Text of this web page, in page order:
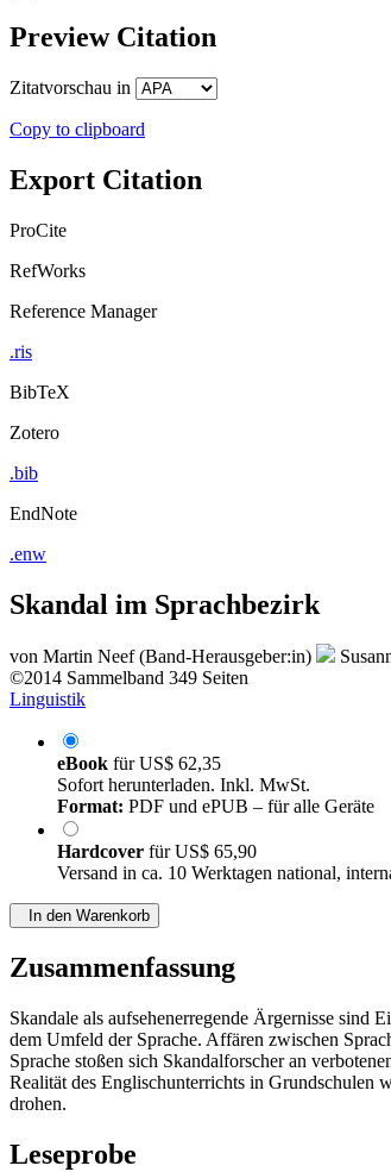
Preview Citation
Zitatvorschau in
Copy to clipboard
Export Citation
ProCite
RefWorks
Reference Manager
.ris
BibTeX
Zotero
.bib
EndNote
.enw
Skandal im Sprachbezirk
von Martin Neef (Band-Herausgeber:in)
©2014 Sammelband 349 Seiten
Linguistik
eBook fürUS$ 62,35
Sofort herunterladen. Inkl. MwSt.
Format: PDF und ePUB – für alle Geräte
Hardcover fürUS$ 65,90
Versand in ca. 10 Werktagen national,
In den Warenkorb
Zusammenfassung
Skandale als aufsehenerregende Ärgernisse sind
dem Umfeld der Sprache. Affären zwischen
Sprache stoßen sich Skandalforscher an
Realität des Englischunterrichts in Grundschulen
drohen.
Leseprobe